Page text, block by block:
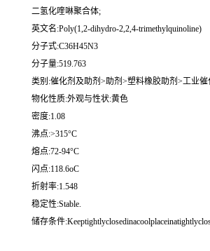
二氢化喹啉聚合体;
英文名:Poly(1,2-dihydro-2,2,4-trimethylquinoline)
分子式:C36H45N3
分子量:519.763
类别:催化剂及助剂>助剂>塑料橡胶助剂>工业催
物化性质:外观与性状:黄色
密度:1.08
沸点:>315°C
熔点:72-94°C
闪点:118.6oC
折射率:1.548
稳定性:Stable.
储存条件